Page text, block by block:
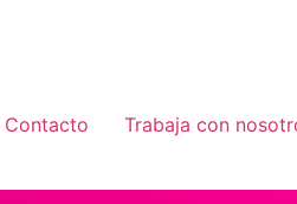
Contacto Trabaja con